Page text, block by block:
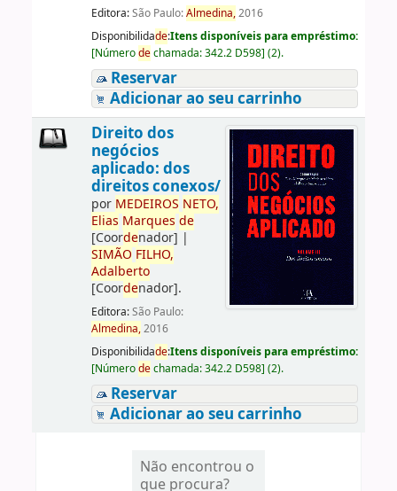
Editora:São Paulo:Almedina,2016
Disponibilidade:Itens disponíveis para empréstimo:
[Númerodechamada:342.2 D598] (2).
Reservar
Adicionar ao seu carrinho
Direito dos
negócios
aplicado: dos
direitos conexos/
por MEDEIROS NETO,
Elias Marques de
[Coordenador] |
SIMÃO FILHO,
Adalberto
[Coordenador].
Editora:São Paulo:
Almedina,2016
Disponibilidade:Itens disponíveis para empréstimo:
[Númerodechamada:342.2 D598] (2).
Reservar
Adicionar ao seu carrinho
Não encontrou o
que procura?